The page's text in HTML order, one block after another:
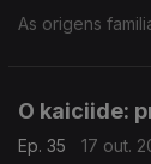
As origens
O kaiciide:
Ep. 35
17 out.